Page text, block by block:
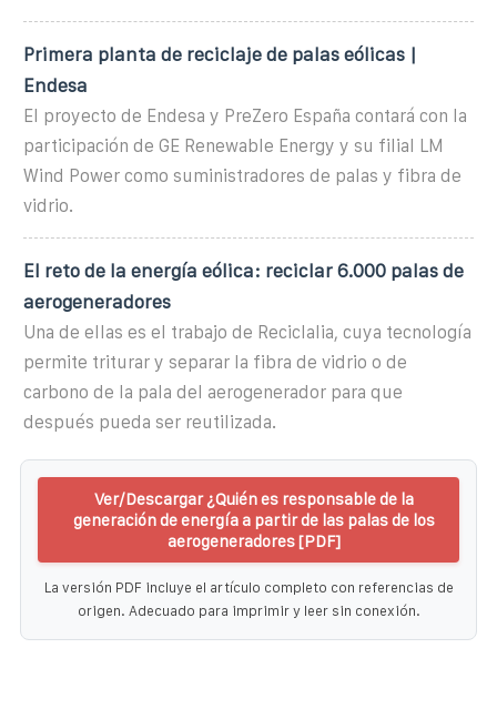
Primera planta de reciclaje de palas eólicas |
Endesa
El proyecto de Endesa y PreZero España contará con la
participación de GE Renewable Energy y su filial LM
Wind Power como suministradores de palas y fibra de
vidrio.
El reto de la energía eólica: reciclar 6.000 palas de
aerogeneradores
Una de ellas es el trabajo de Reciclalia, cuya tecnología
permite triturar y separar la fibra de vidrio o de
carbono de la pala del aerogenerador para que
después pueda ser reutilizada.
Ver/Descargar ¿Quién es responsable de la
generación de energía a partir de las palas de los
aerogeneradores [PDF]
La versión PDF incluye el artículo completo con referencias de
origen. Adecuado para imprimir y leer sin conexión.